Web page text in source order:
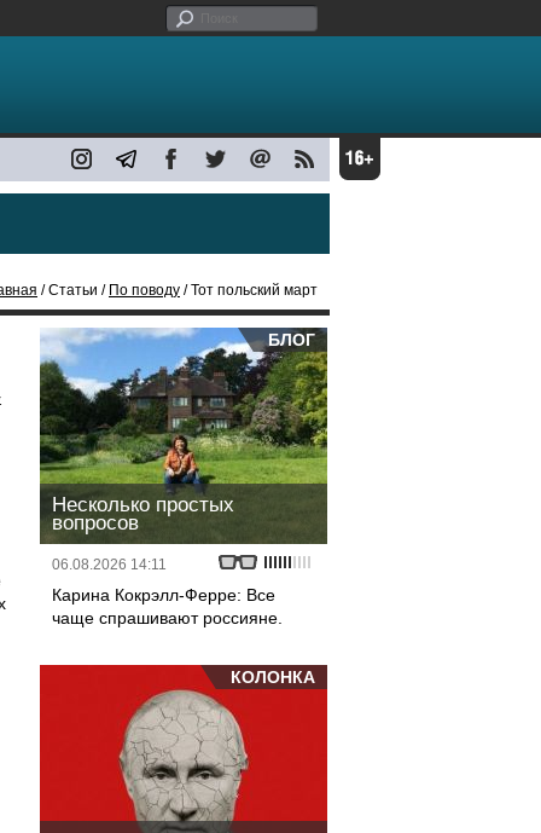
/ Статьи / По поводу / Тот польский март
БЛОГ
Несколько простых
вопросов
06.08.2026 14:11
Карина Кокрэлл-Ферре: Все
чаще спрашивают россияне.
КОЛОНКА